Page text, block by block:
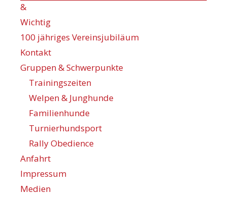
&
Wichtig
100 jähriges Vereinsjubiläum
Kontakt
Gruppen & Schwerpunkte
Trainingszeiten
Welpen & Junghunde
Familienhunde
Turnierhundsport
Rally Obedience
Anfahrt
Impressum
Medien